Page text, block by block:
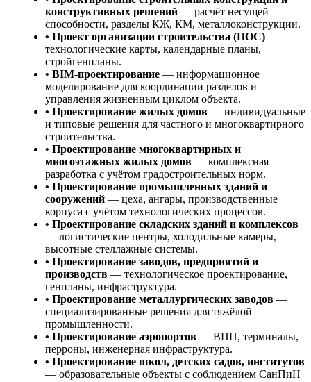
конструктивных решений — расчёт несущей
способности, разделы КЖ, КМ, металлоконструкции.
• Проект организации строительства (ПОС) —
технологические карты, календарные планы,
стройгенпланы.
• BIM-проектирование — информационное
моделирование для координации разделов и
управления жизненным циклом объекта.
• Проектирование жилых домов — индивидуальные
и типовые решения для частного и многоквартирного
строительства.
• Проектирование многоквартирных и
многоэтажных жилых домов — комплексная
разработка с учётом градостроительных норм.
• Проектирование промышленных зданий и
сооружений — цеха, ангары, производственные
корпуса с учётом технологических процессов.
• Проектирование складских зданий и комплексов
— логистические центры, холодильные камеры,
высотные стеллажные системы.
• Проектирование заводов, предприятий и
производств — технологическое проектирование,
генпланы, инфраструктура.
• Проектирование металлургических заводов —
специализированные решения для тяжёлой
промышленности.
• Проектирование аэропортов — ВПП, терминалы,
перроны, инженерная инфраструктура.
• Проектирование школ, детских садов, институтов
— образовательные объекты с соблюдением СанПиН